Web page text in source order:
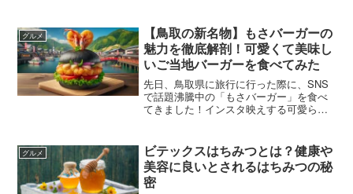
特徴のラーメンですが、その辛さの度合
いは、商品によって異なり...
グルメ
【鳥取の新名物】もさバーガーの
魅力を徹底解剖！可愛くて美味し
いご当地バーガーを食べてみた
先日、鳥取県に旅行に行った際に、SNS
で話題沸騰中の「もさバーガー」を食べ
てきました！インスタ映えする可愛らし
回は、実際に食べてみて感じたもさバー
ガーの魅力を、写真と共...
グルメ
ビテックスはちみつとは？健康や
美容に良いとされるはちみつの秘
密